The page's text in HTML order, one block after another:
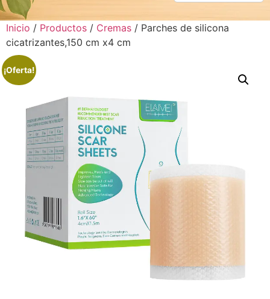
Inicio / Productos / Cremas / Parches de silicona
cicatrizantes,150 cm x4 cm
¡Oferta!